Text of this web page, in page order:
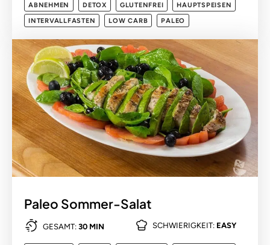
ABNEHMEN DETOX GLUTENFREI
HAUPTSPEISEN
INTERVALLFASTEN
LOW CARB PALEO
Paleo Sommer-Salat
GESAMT: 30 MIN SCHWIERIGKEIT: EASY